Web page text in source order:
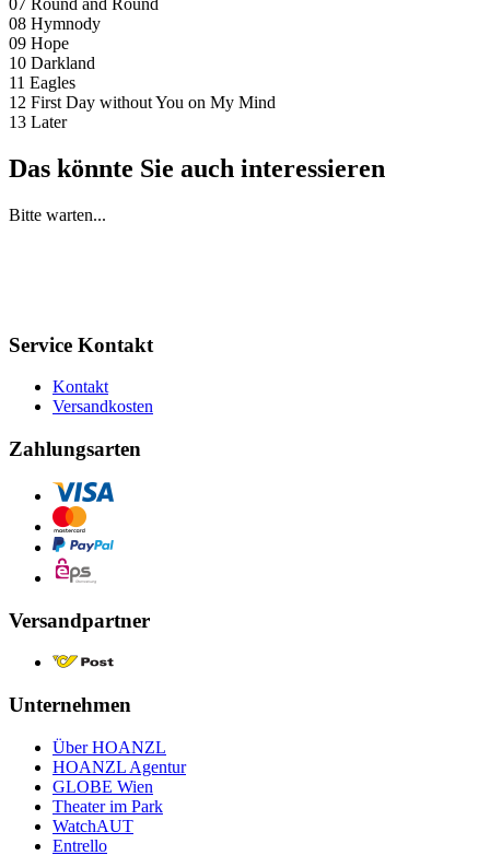
07 Round and Round
08 Hymnody
09 Hope
10 Darkland
11 Eagles
12 First Day without You on My Mind
13 Later
Das könnte Sie auch interessieren
Bitte warten...
Service Kontakt
Kontakt
Versandkosten
Zahlungsarten
Versandpartner
Unternehmen
Über HOANZL
HOANZL Agentur
GLOBE Wien
Theater im Park
WatchAUT
Entrello